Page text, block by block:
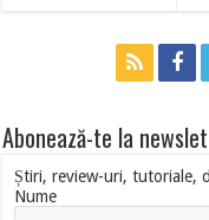
Abonează-te la
Știri, review-uri, tutoriale,
Nume